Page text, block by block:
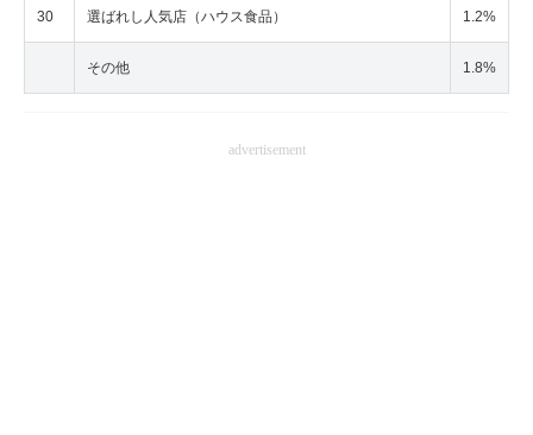
30 選ばれし人気店（ハウス食品） 1.2%
その他 1.8%
advertisement